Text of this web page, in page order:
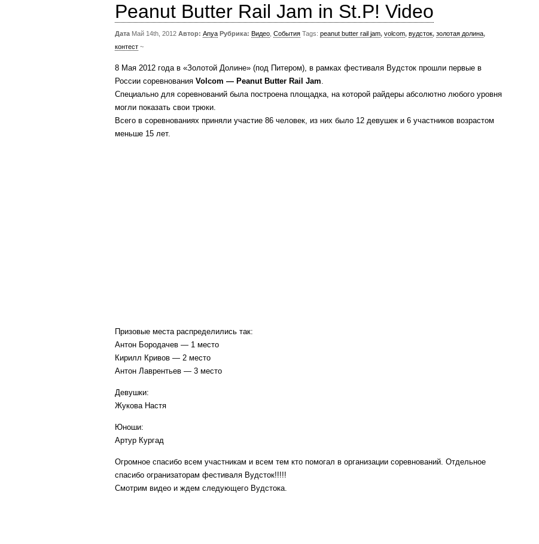
Peanut Butter Rail Jam in St.P! Video
Дата Май 14th, 2012 Автор: Anya Рубрика: Видео События Tags: peanut butter rail jam, volcom, вудсток, золотая долина,
контест ~
8 Мая 2012 года в «Золотой Долине» (под Питером), в рамках фестиваля Вудсток прошли первые в
России соревнования Volcom — Peanut Butter Rail Jam.
Специально для соревнований была построена площадка, на которой райдеры абсолютно любого уровня
могли показать свои трюки.
Всего в соревнованиях приняли участие 86 человек, из них было 12 девушек и 6 участников возрастом
меньше 15 лет.
Призовые места распределились так:
Антон Бородачев — 1 место
Кирилл Кривов — 2 место
Антон Лаврентьев — 3 место
Девушки:
Жукова Настя
Юноши:
Артур Кургад
Огромное спасибо всем участникам и всем тем кто помогал в организации соревнований. Отдельное
спасибо огранизаторам фестиваля Вудсток!!!!!
Смотрим видео и ждем следующего Вудстока.